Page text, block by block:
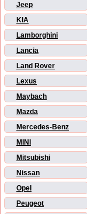
Jeep
KIA
Lamborghini
Lancia
Land Rover
Lexus
Maybach
Mazda
Mercedes-Benz
MINI
Mitsubishi
Nissan
Opel
Peugeot